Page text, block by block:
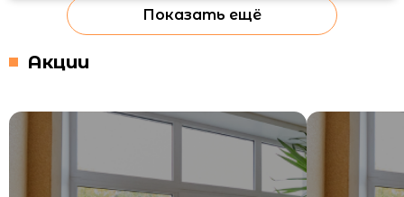
Показать ещё
Акции